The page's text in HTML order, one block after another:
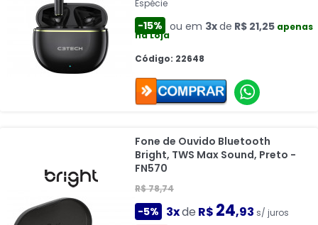
Espécie
-15% ou em 3xde R$ 21,25 apenas
na Loja
Código: 22648
Fone de Ouvido Bluetooth
Bright, TWS Max Sound, Preto -
FN570
R$ 78,74
-5% 3xde R$ 24,93 s/ juros